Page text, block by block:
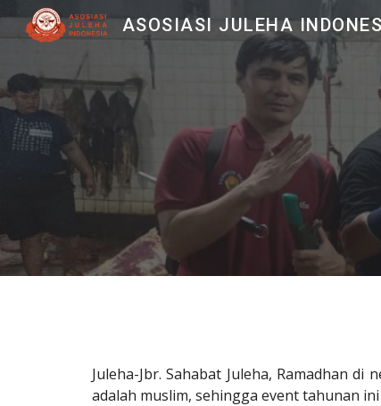
ASOSIASI JULEHA
Juleha-Jbr. Sahabat Juleha, Ramadhan
adalah muslim, sehingga event tahunan